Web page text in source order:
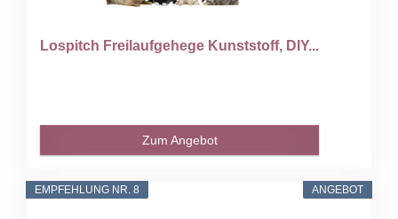
Lospitch Freilaufgehege Kunststoff, DIY...
Zum Angebot
ANGEBOT
EMPFEHLUNG NR. 8